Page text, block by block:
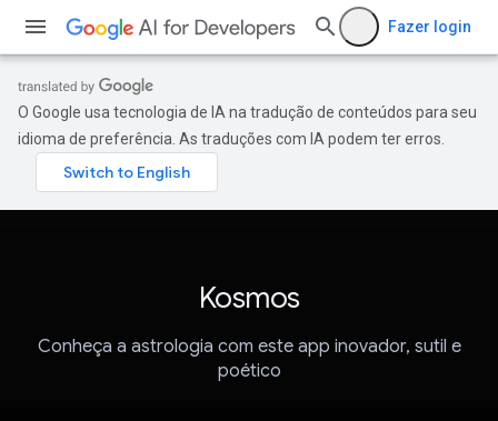
Fazer login
O Google usa tecnologia de IA na tradução de conteúdos para seu
idioma de preferência. As traduções com IA podem ter erros.
Kosmos
Conheça a astrologia com este app inovador, sutil e
poético